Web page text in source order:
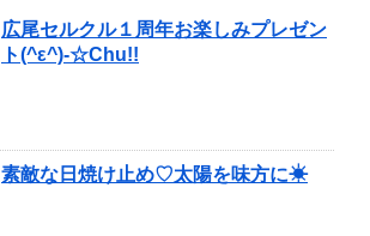
広尾セルクル１周年お楽しみプレゼン
ト(^ε^)-☆Chu!!
素敵な日焼け止め♡太陽を味方に☀